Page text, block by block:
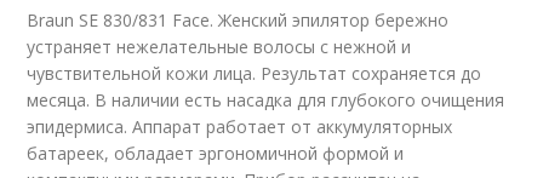
Braun SE 830/831 Face. Женский эпилятор бережно
устраняет нежелательные волосы с нежной и
чувствительной кожи лица. Результат сохраняется до
месяца. В наличии есть насадка для глубокого очищения
эпидермиса. Аппарат работает от аккумуляторных
батареек, обладает эргономичной формой и